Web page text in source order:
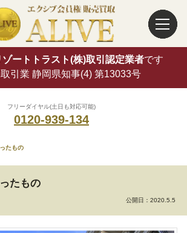
ゾートトラスト(株)取引認定業者です
引業 静岡県知事(4) 第13033号
フリーダイヤル(土日も対応可能)
0120-939-134
たもの
たもの
公開日： 2020.5.5